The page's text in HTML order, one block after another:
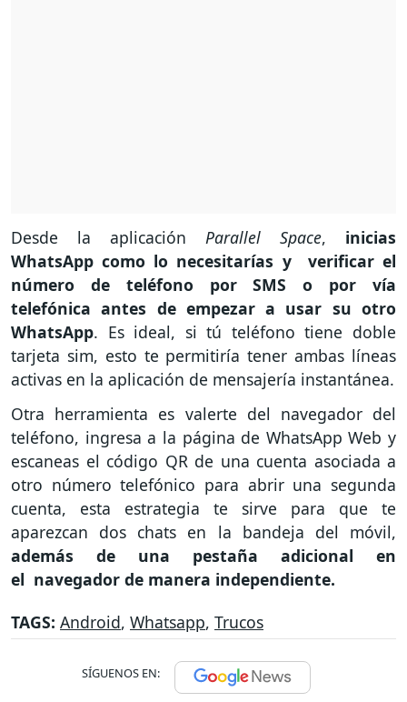
Desde la aplicación Parallel Space, inicias
WhatsApp como lo necesitarías y verificar el
número de teléfono por SMS o por vía
telefónica antes de empezar a usar su otro
WhatsApp. Es ideal, si tú teléfono tiene doble
tarjeta sim, esto te permitiría tener ambas líneas
activas en la aplicación de mensajería instantánea.
Otra herramienta es valerte del navegador del
teléfono, ingresa a la página de WhatsApp Web y
escaneas el código QR de una cuenta asociada a
otro número telefónico para abrir una segunda
cuenta, esta estrategia te sirve para que te
aparezcan dos chats en la bandeja del móvil,
además de una pestaña adicional en
el navegador de manera independiente.
TAGS: Android, Whatsapp, Trucos
SÍGUENOS EN: